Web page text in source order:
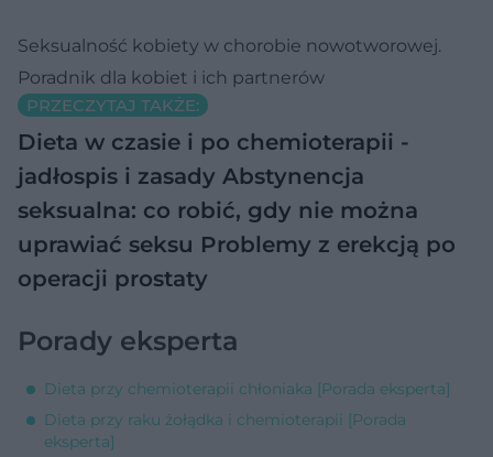
Seksualność kobiety w chorobie nowotworowej.
Poradnik dla kobiet i ich partnerów
PRZECZYTAJ TAKŻE:
Dieta w czasie i po chemioterapii -
jadłospis i zasady Abstynencja
seksualna: co robić, gdy nie można
uprawiać seksu Problemy z erekcją po
operacji prostaty
Porady eksperta
Dieta przy chemioterapii chłoniaka [Porada eksperta]
Dieta przy raku żołądka i chemioterapii [Porada
eksperta]